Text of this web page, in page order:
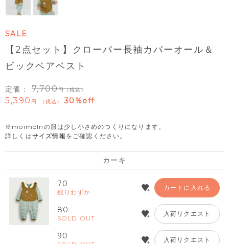
SALE
【2点セット】クローバー長袖カバーオール＆
ビックベアベスト
定価： 7,700 （税込）
5,390 税込 30%off
※moimolnの服は少し小さめのつくりになります。
詳しくはサイズ情報 をご確認ください。
カーキ
70
残りわずか
カートに入れる
80
SOLD OUT
入荷リクエスト
90 入荷リクエスト